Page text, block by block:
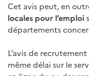
Cet avis peut, en
locales pour l’emploi
départements
L’avis de
même délai sur le